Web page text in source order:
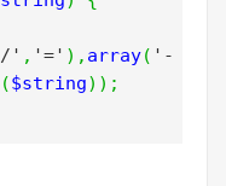
' , '=' ), array( '-
($string));